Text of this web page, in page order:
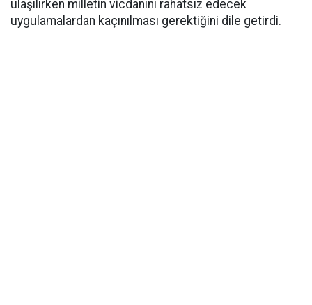
ulaşılırken milletin vicdanını rahatsız edecek
uygulamalardan kaçınılması gerektiğini dile getirdi.